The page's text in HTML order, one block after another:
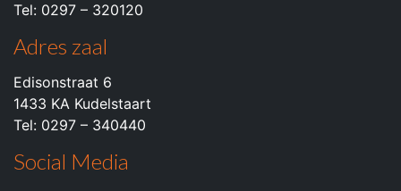
Tel: 0297 – 320120
Adres zaal
Edisonstraat 6
1433 KA Kudelstaart
Tel: 0297 – 340440
Social Media